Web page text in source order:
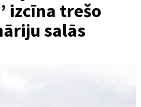
izcīna trešo
salās